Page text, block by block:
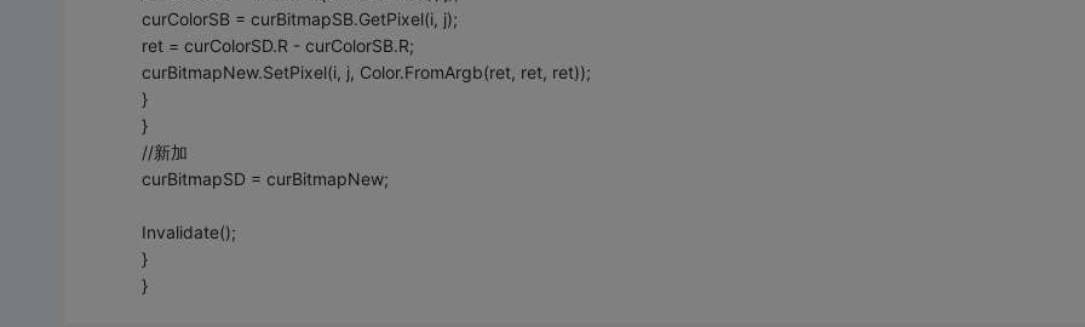
curColorSB = curBitmapSB.GetPixel(i, j);
ret = curColorSD.R - curColorSB.R;
curBitmapNew.SetPixel(i, j, Color.FromArgb(ret, ret, ret));
}
}
//新加
curBitmapSD = curBitmapNew;
Invalidate();
}
}